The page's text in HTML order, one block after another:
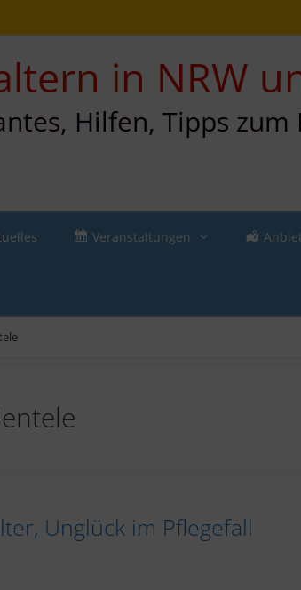
in NRW
Hilfen, Tipps
Veranstaltungen
Unglück im Pflegefall